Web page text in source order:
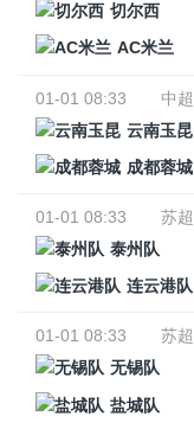
切尔西
AC米兰
01-01 08:33
中超
云南玉昆
成都蓉城
01-01 08:33
苏超
泰州队
连云港队
01-01 08:33
苏超
无锡队
盐城队